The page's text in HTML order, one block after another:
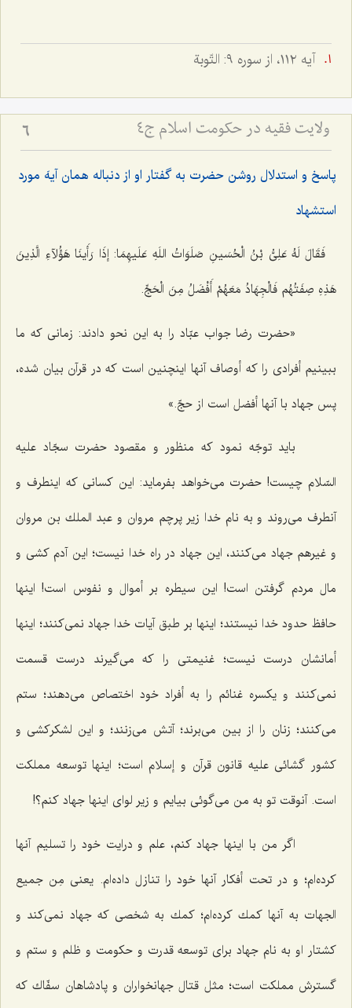
آيه ١١٢، از سوره ٩: التّوبة
ولایت فقیه در حکومت اسلام ج4 6
پاسخ و استدلال روشن حضرت به گفتار او از دنباله همان آیهَ مورد
استشهاد
فَقَالَ لَهُ عَلِىُّ بْنُ الْحُسَینِ صَلَوَاتُ اللَهِ عَلَیهِمَا: إذَا رَأَینَا هَؤُلآءِ الَّذِینَ
هَذِهِ صِفَتُهُم فَالْجِهَادُ مَعَهُمْ أَفْضَلُ مِنَ الْحَجِّ.
«حضرت رضا جواب عبّاد را به این نحو دادند: زمانى كه ما
ببینیم أفرادى را كه أوصاف آنها اینچنین است كه در قرآن بیان شده،
پس جهاد با آنها أفضل است از حجّ.»
باید توجّه نمود كه منظور و مقصود حضرت سجّاد علیه
السّلام چیست! حضرت مى‌خواهد بفرماید: این كسانى كه اینطرف و
آنطرف مى‌روند و به نام خدا زیر پرچم مروان و عبد الملك بن مروان
و غیرهم جهاد مى‌كنند، این جهاد در راه خدا نیست؛ این آدم كشى و
مال مردم گرفتن است! این سیطره بر أموال و نفوس است! اینها
حافظ حدود خدا نیستند؛ اینها بر طبق آیات خدا جهاد نمى‌كنند؛ اینها
أمانشان درست نیست؛ غنیمتى را كه مى‌گیرند درست قسمت
نمى‌كنند و یكسره غنائم را به أفراد خود اختصاص مى‌دهند؛ ستم
مى‌كنند؛ زنان را از بین مى‌برند؛ آتش مى‌زنند؛ و این لشكركشى و
كشور گشائى علیه قانون قرآن و إسلام است؛ اینها توسعه مملكت
است. آنوقت تو به من مى‌گوئى بیایم و زیر لواى اینها جهاد كنم؟!
اگر من با اینها جهاد كنم، علم و درایت خود را تسلیم آنها
كرده‌ام؛ و در تحت أفكار آنها خود را تنازل داده‌ام. یعنى مِن جمیع
الجهات به آنها كمك كرده‌ام؛ كمك به شخصى كه جهاد نمى‌كند و
كشتار او به نام جهاد براى توسعه قدرت و حكومت و ظلم و ستم و
گسترش مملكت است؛ مثل قتال جهانخواران و پادشاهان سفّاك كه